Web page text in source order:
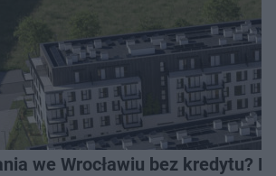
we Wrocławiu bez kredytu?